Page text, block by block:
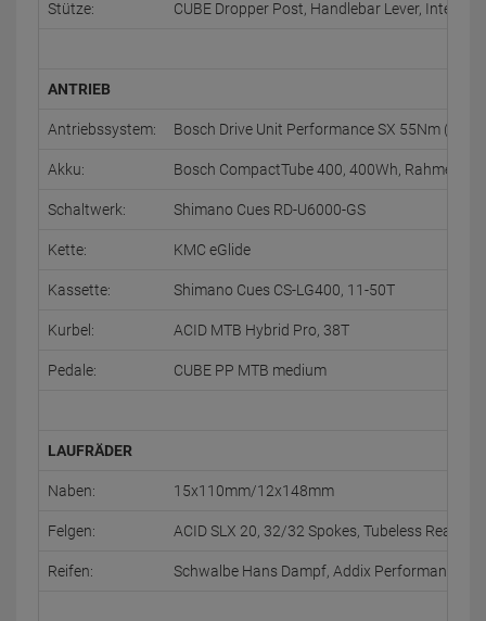
Stütze: CUBE Dropper Post, Handlebar Lever, Internal
ANTRIEB
Antriebssystem: Bosch Drive Unit Performance SX 55Nm
Akku: Bosch CompactTube 400, 400Wh, Rahmen,
Schaltwerk: Shimano Cues RD-U6000-GS
Kette: KMC eGlide
Kassette: Shimano Cues CS-LG400, 11-50T
Kurbel: ACID MTB Hybrid Pro, 38T
Pedale: CUBE PP MTB medium
LAUFRÄDER
Naben: 15x110mm/12x148mm
Felgen: ACID SLX 20, 32/32 Spokes, Tubeless Ready
Reifen: Schwalbe Hans Dampf, Addix Performance,